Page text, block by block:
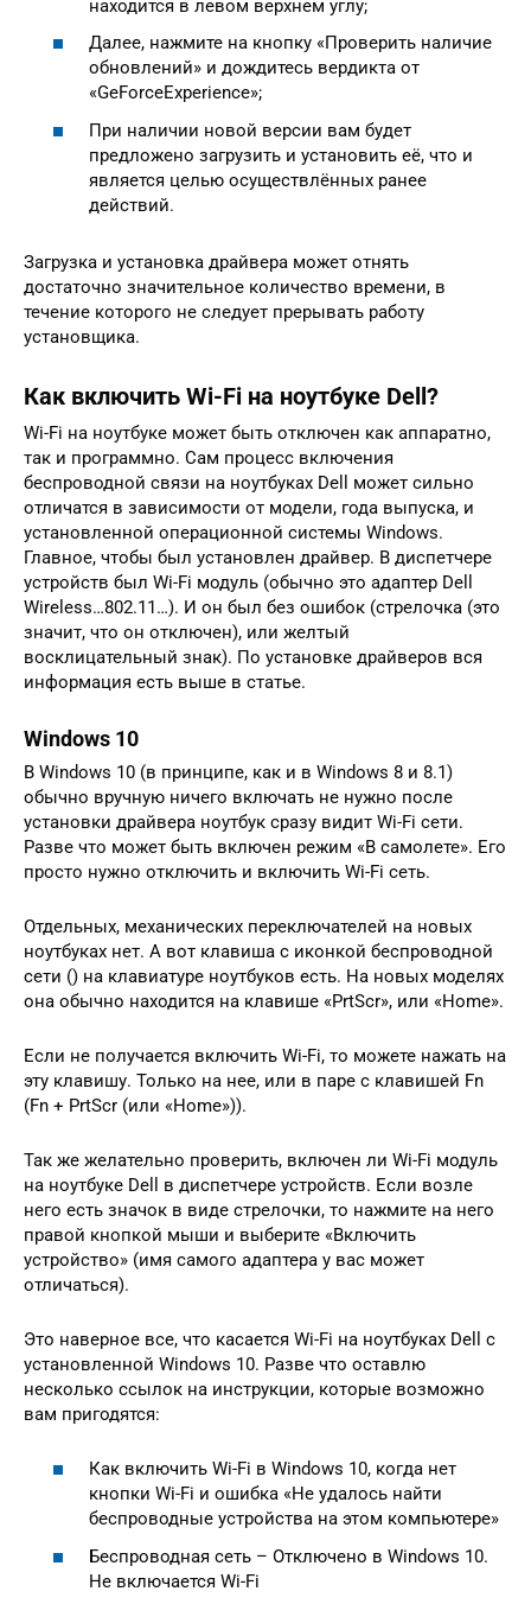
находится в левом верхнем углу;
Далее, нажмите на кнопку «Проверить наличие
обновлений» и дождитесь вердикта от
«GeForceExperience»;
При наличии новой версии вам будет
предложено загрузить и установить её, что и
является целью осуществлённых ранее
действий.
Загрузка и установка драйвера может отнять
достаточно значительное количество времени, в
течение которого не следует прерывать работу
установщика.
Как включить Wi-Fi на ноутбуке Dell?
Wi-Fi на ноутбуке может быть отключен как аппаратно,
так и программно. Сам процесс включения
беспроводной связи на ноутбуках Dell может сильно
отличатся в зависимости от модели, года выпуска, и
установленной операционной системы Windows.
Главное, чтобы был установлен драйвер. В диспетчере
устройств был Wi-Fi модуль (обычно это адаптер Dell
Wireless…802.11…). И он был без ошибок (стрелочка (это
значит, что он отключен), или желтый
восклицательный знак). По установке драйверов вся
информация есть выше в статье.
Windows 10
В Windows 10 (в принципе, как и в Windows 8 и 8.1)
обычно вручную ничего включать не нужно после
установки драйвера ноутбук сразу видит Wi-Fi сети.
Разве что может быть включен режим «В самолете». Его
просто нужно отключить и включить Wi-Fi сеть.
Отдельных, механических переключателей на новых
ноутбуках нет. А вот клавиша с иконкой беспроводной
сети () на клавиатуре ноутбуков есть. На новых моделях
она обычно находится на клавише «PrtScr», или «Home».
Если не получается включить Wi-Fi, то можете нажать на
эту клавишу. Только на нее, или в паре с клавишей Fn
(Fn + PrtScr (или «Home»)).
Так же желательно проверить, включен ли Wi-Fi модуль
на ноутбуке Dell в диспетчере устройств. Если возле
него есть значок в виде стрелочки, то нажмите на него
правой кнопкой мыши и выберите «Включить
устройство» (имя самого адаптера у вас может
отличаться).
Это наверное все, что касается Wi-Fi на ноутбуках Dell с
установленной Windows 10. Разве что оставлю
несколько ссылок на инструкции, которые возможно
вам пригодятся:
Как включить Wi-Fi в Windows 10, когда нет
кнопки Wi-Fi и ошибка «Не удалось найти
беспроводные устройства на этом компьютере»
Беспроводная сеть – Отключено в Windows 10.
Не включается Wi-Fi